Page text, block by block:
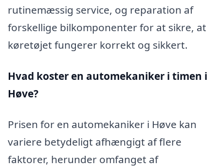
rutinemæssig service, og reparation af
forskellige bilkomponenter for at sikre, at
køretøjet fungerer korrekt og sikkert.
Hvad koster en automekaniker i timen i
Høve?
Prisen for en automekaniker i Høve kan
variere betydeligt afhængigt af flere
faktorer, herunder omfanget af